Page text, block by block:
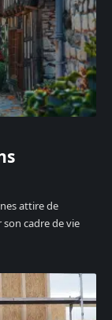
attire de
cadre de vie